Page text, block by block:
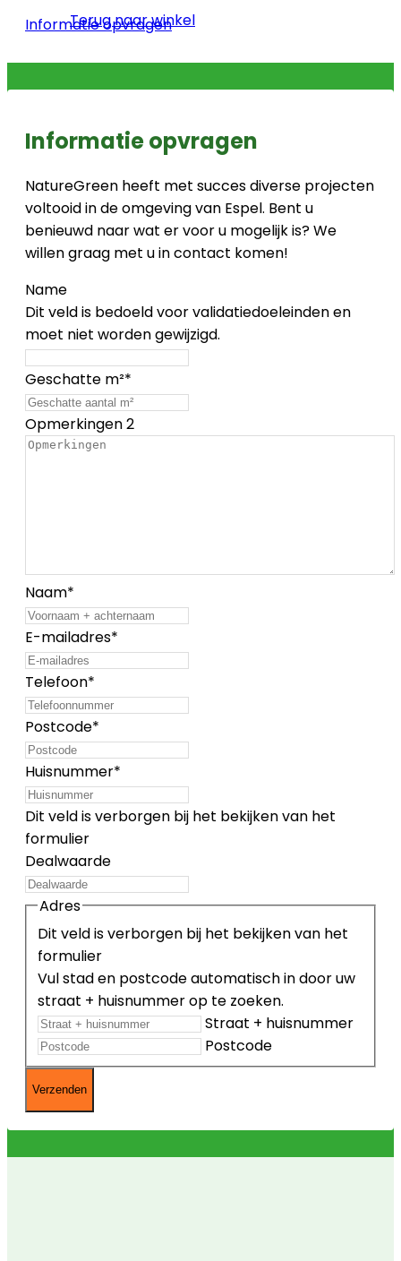
Terug naar winkel
Informatie opvragen
Informatie opvragen
NatureGreen heeft met succes diverse projecten
voltooid in de omgeving van Espel. Bent u
benieuwd naar wat er voor u mogelijk is? We
willen graag met u in contact komen!
Name
Dit veld is bedoeld voor validatiedoeleinden en
moet niet worden gewijzigd.
Geschatte m²*
Opmerkingen 2
Naam*
E-mailadres*
Telefoon*
Postcode*
Huisnummer*
Dit veld is verborgen bij het bekijken van het
formulier
Dealwaarde
Dit veld is verborgen bij het bekijken van het
formulier
Adres
Vul stad en postcode automatisch in door uw
straat + huisnummer op te zoeken.
Straat + huisnummer
Postcode